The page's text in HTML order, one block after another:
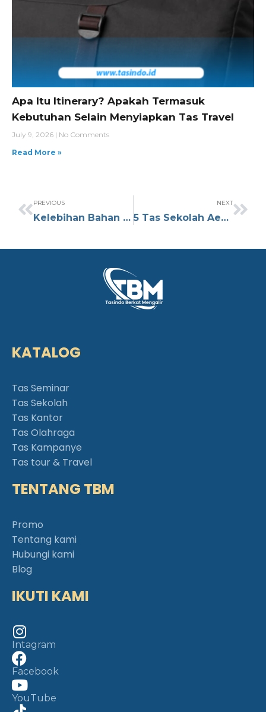
Apa Itu Itinerary? Apakah Termasuk
Kebutuhan Selain Menyiapkan Tas Travel
July 9, 2026
No Comments
Read More »
PREVIOUS
Kelebihan Bahan Croco untuk Tas yang Perlu Anda Ketahui
NEXT
5 Tas Sekolah Aesthetic Terbaik yang Bisa Dipakai Setiap Hari
KATALOG
Tas Seminar
Tas Sekolah
Tas Kantor
Tas Olahraga
Tas Kampanye
Tas tour & Travel
TENTANG TBM
Promo
Tentang kami
Hubungi kami
Blog
IKUTI KAMI
Intagram
Facebook
YouTube